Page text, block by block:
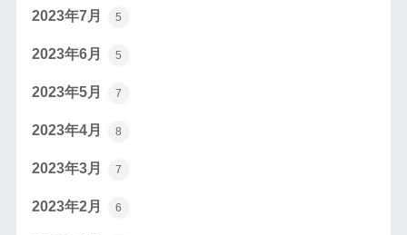
2023年7月 5
2023年6月 5
2023年5月 7
2023年4月 8
2023年3月 7
2023年2月 6